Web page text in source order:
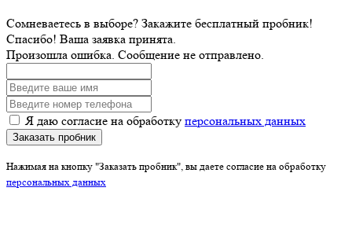
Сомневаетесь в выборе? Закажите бесплатный пробник!
Спасибо! Ваша заявка принята.
Произошла ошибка. Сообщение не отправлено.
Я даю согласие на обработку персональных данных
Заказать пробник
Нажимая на кнопку "Заказать пробник", вы даете согласие на обработку
персональных данных